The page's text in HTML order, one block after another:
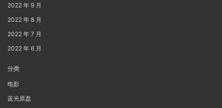
2022 年 9 月
2022 年 8 月
2022 年 7 月
2022 年 6 月
分类
电影
蓝光原盘